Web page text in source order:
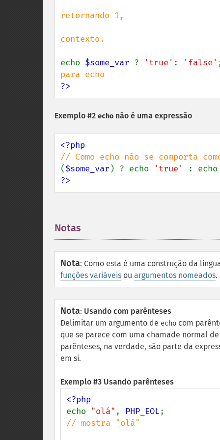
retornando 1,
contexto.
echo $some_var ? 'true' : 'false'
?>
Exemplo #2 echo não é uma expressão
($some_var ) ? echo 'true'
:
?>
Notas
Nota: Como esta é uma construção da
funções variáveis ou argumentos nomeados.
Nota: Usando com parênteses
Delimitar um argumento de echo com
que se parece com uma chamade normal
parênteses, na verdade, são parte da
em si.
Exemplo #3 Usando parênteses
echo "olá" , PHP_EOL
// mostra "olá"